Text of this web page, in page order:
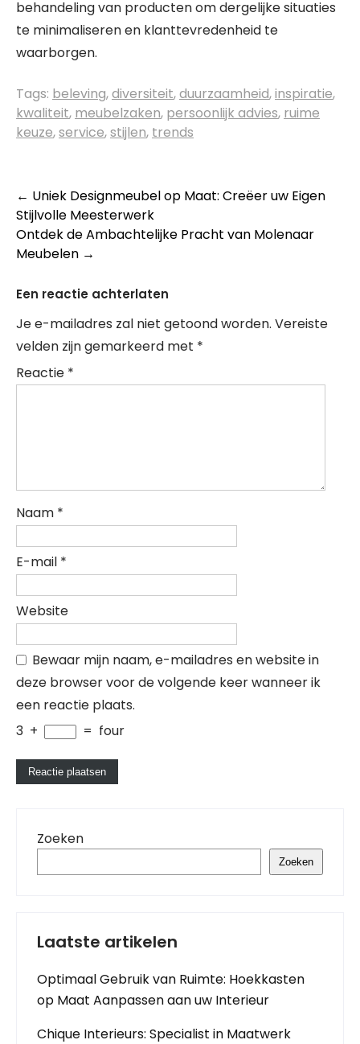
behandeling van producten om dergelijke situaties
te minimaliseren en klanttevredenheid te
waarborgen.
Tags: beleving,diversiteit,duurzaamheid,inspiratie,
kwaliteit, meubelzaken, persoonlijk advies, ruime
keuze,service,stijlen, trends
Berichtnavigatie
← Uniek Designmeubel op Maat: Creëer uw Eigen
Stijlvolle Meesterwerk
Ontdek de Ambachtelijke Pracht van Molenaar
Meubelen →
Een reactie achterlaten
Je e-mailadres zal niet getoond worden. Vereiste
velden zijn gemarkeerd met *
Reactie *
Naam *
E-mail *
Website
Bewaar mijn naam, e-mailadres en website in
deze browser voor de volgende keer wanneer ik
een reactie plaats.
3 + = four
Zoeken
Zoeken
Laatste artikelen
Optimaal Gebruik van Ruimte: Hoekkasten
op Maat Aanpassen aan uw Interieur
Chique Interieurs: Specialist in Maatwerk